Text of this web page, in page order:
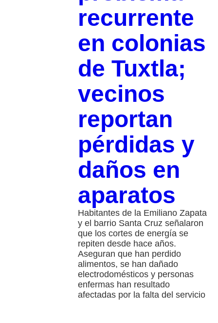
recurrente
en colonias
de Tuxtla;
vecinos
reportan
pérdidas y
daños en
aparatos
Habitantes de la Emiliano Zapata
y el barrio Santa Cruz señalaron
que los cortes de energía se
repiten desde hace años.
Aseguran que han perdido
alimentos, se han dañado
electrodomésticos y personas
enfermas han resultado
afectadas por la falta del servicio